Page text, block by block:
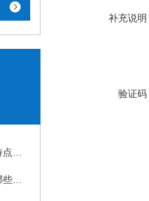
补充说明
验证码